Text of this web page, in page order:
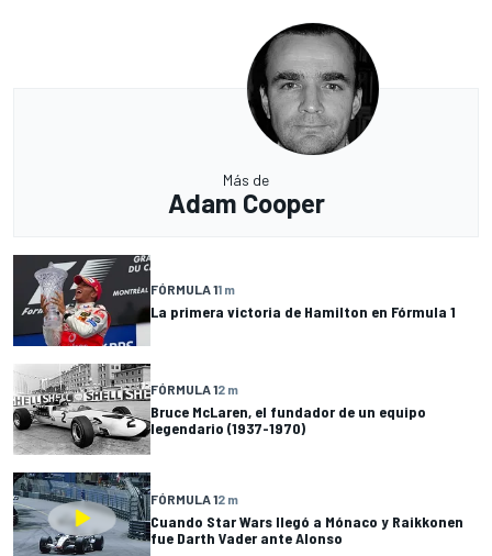
Más de
Adam Cooper
FÓRMULA 11 m
La primera victoria de Hamilton en Fórmula 1
FÓRMULA 12 m
Bruce McLaren, el fundador de un equipo
legendario (1937-1970)
FÓRMULA 12 m
Cuando Star Wars llegó a Mónaco y Raikkonen
fue Darth Vader ante Alonso